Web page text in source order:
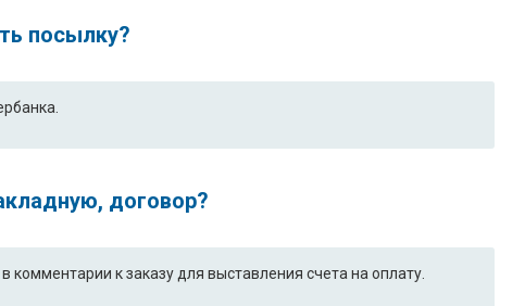
посылку?
договор?
к заказу для выставления счета на оплату.